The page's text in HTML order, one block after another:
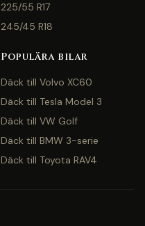
225/55 R17
245/45 R18
Populära bilar
Däck till Volvo XC60
Däck till Tesla Model 3
Däck till VW Golf
Däck till BMW 3-serie
Däck till Toyota RAV4